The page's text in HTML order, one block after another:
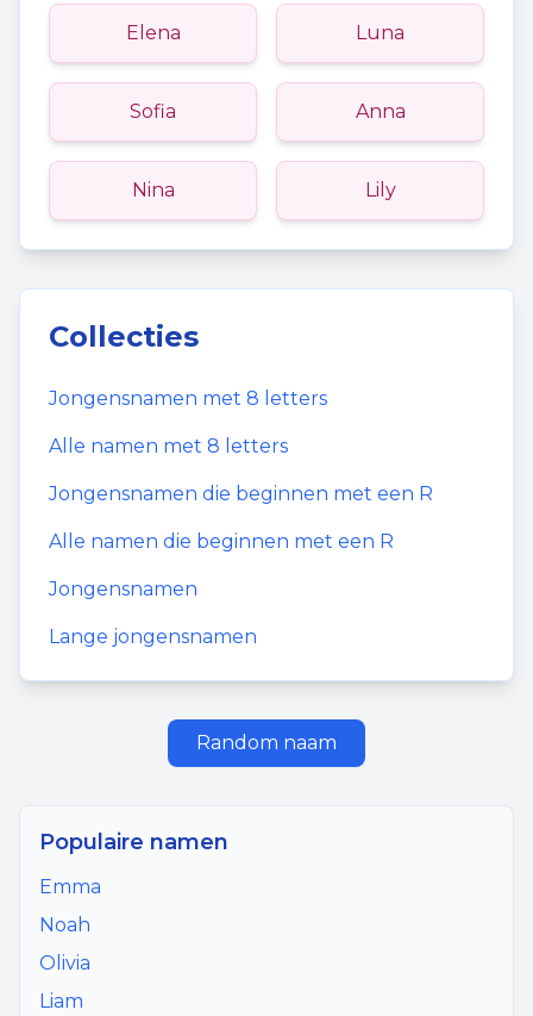
Elena Luna
Sofia Anna
Nina Lily
Collecties
Jongensnamen met 8 letters
Alle namen met 8 letters
Jongensnamen die beginnen met een R
Alle namen die beginnen met een R
Jongensnamen
Lange jongensnamen
Random naam
Populaire namen
Emma
Noah
Olivia
Liam